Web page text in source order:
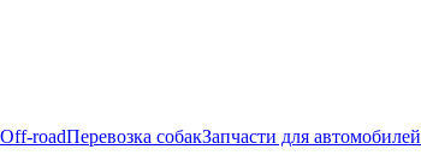
Off-roadПеревозка собакЗапчасти для автомобилей